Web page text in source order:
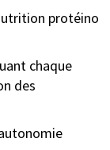
protéino
chaque
des